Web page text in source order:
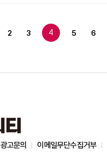
링강 신구의 한 관계자
많은 테슬라 제품이 중
2 3 4 5 6
광고문의 이메일무단수집거부